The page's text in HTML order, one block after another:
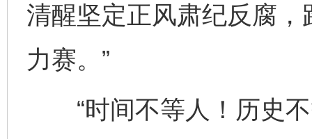
清醒坚定正风肃纪反腐
力赛。”
“时间不等人！历史不